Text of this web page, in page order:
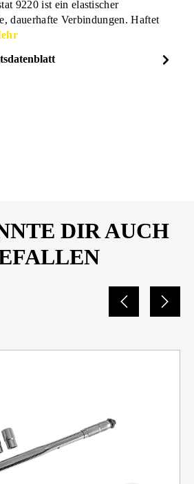
9220 ist ein elastischer
dauerhafte Verbindungen. Haftet
DIR AUCH